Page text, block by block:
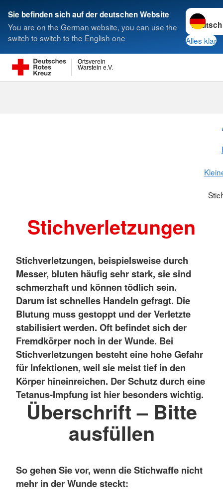
Sie befinden sich auf der deutschen Website
You are on the German website, you can use the
switch to switch to the English one
Sprache
Alles klar
Warstein e.V.
Ortsverein
Suche
Stichverletzungen
Stichverletzungen, beispielsweise durch
Messer, bluten häufig sehr stark, sie sind
schmerzhaft und können tödlich sein.
Darum ist schnelles Handeln gefragt. Die
Blutung muss gestoppt und der Verletzte
stabilisiert werden. Oft befindet sich der
Fremdkörper noch in der Wunde. Bei
Stichverletzungen besteht eine hohe Gefahr
für Infektionen, weil sie meist tief in den
Körper hineinreichen. Der Schutz durch eine
Tetanus-Impfung ist hier besonders wichtig.
Überschrift – Bitte
ausfüllen
So gehen Sie vor, wenn die Stichwaffe nicht
mehr in der Wunde steckt: